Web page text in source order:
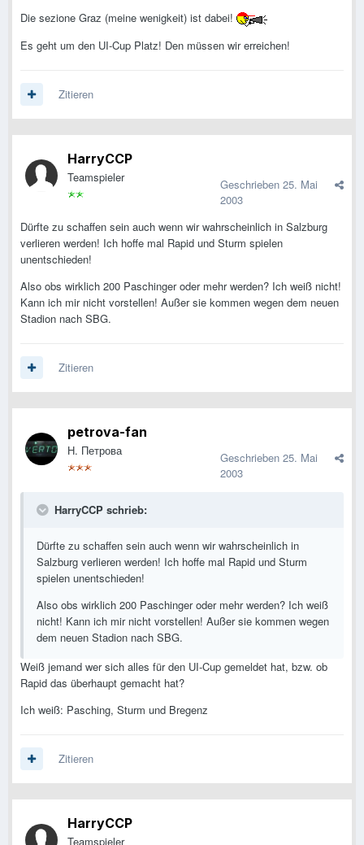
Die sezione Graz (meine wenigkeit) ist dabei!
Es geht um den UI-Cup Platz! Den müssen wir erreichen!
Zitieren
HarryCCP
Teamspieler Geschrieben 25. Mai
2003
Dürfte zu schaffen sein auch wenn wir wahrscheinlich in Salzburg
verlieren werden! Ich hoffe mal Rapid und Sturm spielen
unentschieden!
Also obs wirklich 200 Paschinger oder mehr werden? Ich weiß nicht!
Kann ich mir nicht vorstellen! Außer sie kommen wegen dem neuen
Stadion nach SBG.
Zitieren
petrova-fan
Н. Петрова Geschrieben 25. Mai
2003
HarryCCP schrieb:
Dürfte zu schaffen sein auch wenn wir wahrscheinlich in
Salzburg verlieren werden! Ich hoffe mal Rapid und Sturm
spielen unentschieden!
Also obs wirklich 200 Paschinger oder mehr werden? Ich weiß
nicht! Kann ich mir nicht vorstellen! Außer sie kommen wegen
dem neuen Stadion nach SBG.
Weiß jemand wer sich alles für den UI-Cup gemeldet hat, bzw. ob
Rapid das überhaupt gemacht hat?
Ich weiß: Pasching, Sturm und Bregenz
Zitieren
HarryCCP
Teamspieler